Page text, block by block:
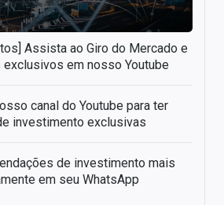
Assista ao Giro do Mercado e
em nosso Youtube
canal do Youtube para ter
investimento exclusivas
de investimento mais
em seu WhatsApp